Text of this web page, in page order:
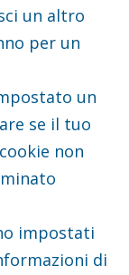
un altro
per un
un
se il tuo
non
impostati
di